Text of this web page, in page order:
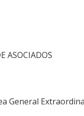
ASOCIADOS
General